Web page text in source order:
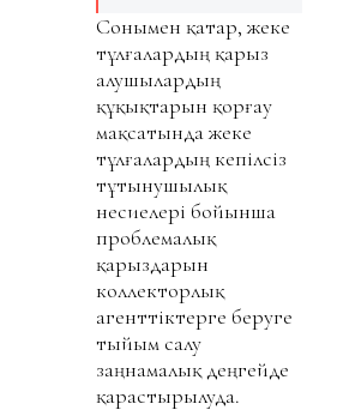
Сонымен қатар, жеке
тұлғалардың қарыз
алушылардың
құқықтарын қорғау
мақсатында жеке
тұлғалардың кепілсіз
тұтынушылық
несиелері бойынша
проблемалық
қарыздарын
коллекторлық
агенттіктерге беруге
тыйым салу
заңнамалық деңгейде
қарастырылуда.